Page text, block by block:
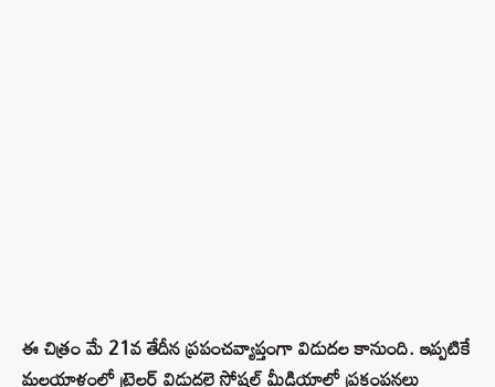
ఈ చిత్రం మే 21వ తేదీన ప్రపంచవ్యాప్తంగా విడుదల కానుంది. ఇప్పటికే
మలయాళంలో ట్రైలర్ విడుదలై సోషల్ మీడియాలో ప్రకంపనలు